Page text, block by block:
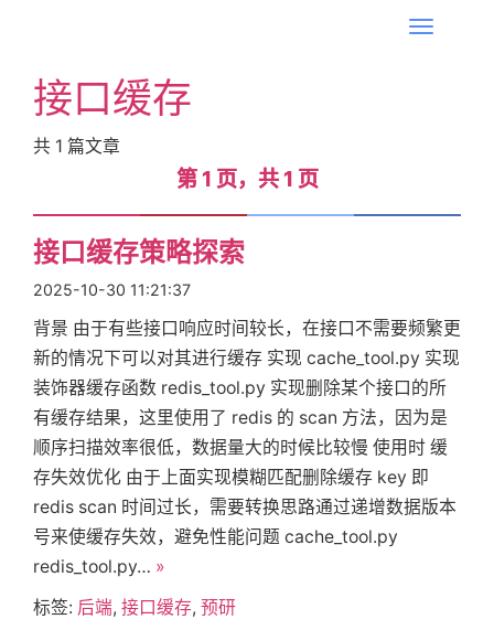
T
n
g
a
t
i
o
n
首
页
标
签
关
于
接口缓存
共 1 篇文章
第 1 页，共 1 页
接口缓存策略探索
2025-10-30 11:21:37
背景 由于有些接口响应时间较长，在接口不需要频繁更
新的情况下可以对其进行缓存 实现 cache_tool.py 实现
装饰器缓存函数 redis_tool.py 实现删除某个接口的所
有缓存结果，这里使用了 redis 的 scan 方法，因为是
顺序扫描效率很低，数据量大的时候比较慢 使用时 缓
存失效优化 由于上面实现模糊匹配删除缓存 key 即
redis scan 时间过长，需要转换思路通过递增数据版本
号来使缓存失效，避免性能问题 cache_tool.py
redis_tool.py… »
标签: 后端, 接口缓存, 预研
第 1 页，共 1 页